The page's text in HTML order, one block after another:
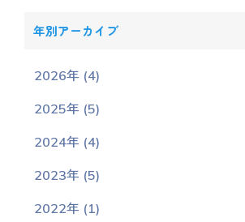
年別アーカイブ
2026年 (4)
2025年 (5)
2024年 (4)
2023年 (5)
2022年 (1)